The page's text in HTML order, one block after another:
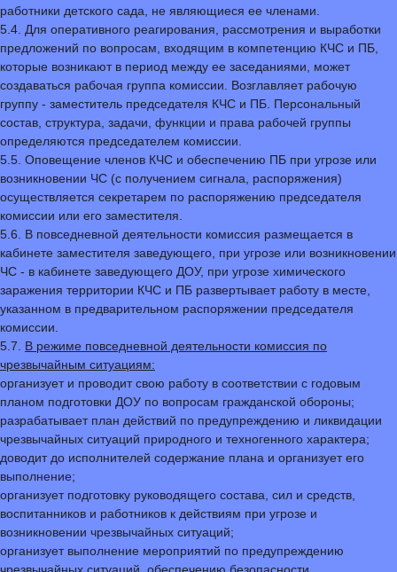
работники детского сада, не являющиеся ее членами.
5.4. Для оперативного реагирования, рассмотрения и выработки
предложений по вопросам, входящим в компетенцию КЧС и ПБ,
которые возникают в период между ее заседаниями, может
создаваться рабочая группа комиссии. Возглавляет рабочую
группу - заместитель председателя КЧС и ПБ. Персональный
состав, структура, задачи, функции и права рабочей группы
определяются председателем комиссии.
5.5. Оповещение членов КЧС и обеспечению ПБ при угрозе или
возникновении ЧС (с получением сигнала, распоряжения)
осуществляется секретарем по распоряжению председателя
комиссии или его заместителя.
5.6. В повседневной деятельности комиссия размещается в
кабинете заместителя заведующего, при угрозе или возникновении
ЧС - в кабинете заведующего ДОУ, при угрозе химического
заражения территории КЧС и ПБ развертывает работу в месте,
указанном в предварительном распоряжении председателя
комиссии.
5.7. В режиме повседневной деятельности комиссия по
чрезвычайным ситуациям:
организует и проводит свою работу в соответствии с годовым
планом подготовки ДОУ по вопросам гражданской обороны;
разрабатывает план действий по предупреждению и ликвидации
чрезвычайных ситуаций природного и техногенного характера;
доводит до исполнителей содержание плана и организует его
выполнение;
организует подготовку руководящего состава, сил и средств,
воспитанников и работников к действиям при угрозе и
возникновении чрезвычайных ситуаций;
организует выполнение мероприятий по предупреждению